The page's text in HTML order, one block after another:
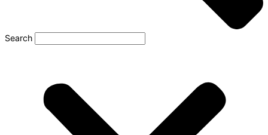
Search